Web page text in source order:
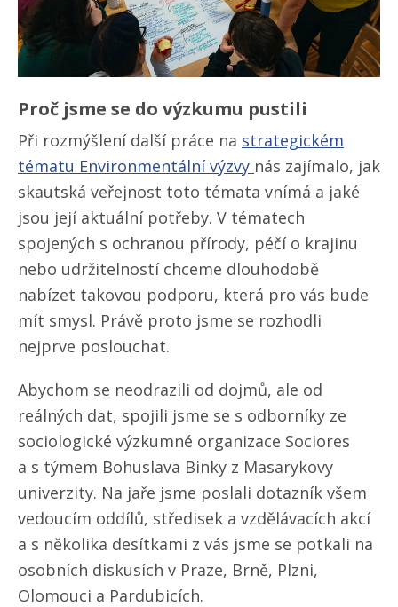
Proč jsme se do výzkumu pustili
Při rozmýšlení další práce na strategickém
tématu Environmentální výzvy nás zajímalo, jak
skautská veřejnost toto témata vnímá a jaké
jsou její aktuální potřeby. V tématech
spojených s ochranou přírody, péčí o krajinu
nebo udržitelností chceme dlouhodobě
nabízet takovou podporu, která pro vás bude
mít smysl. Právě proto jsme se rozhodli
nejprve poslouchat.
Abychom se neodrazili od dojmů, ale od
reálných dat, spojili jsme se s odborníky ze
sociologické výzkumné organizace Sociores
a s týmem Bohuslava Binky z Masarykovy
univerzity. Na jaře jsme poslali dotazník všem
vedoucím oddílů, středisek a vzdělávacích akcí
a s několika desítkami z vás jsme se potkali na
osobních diskusích v Praze, Brně, Plzni,
Olomouci a Pardubicích.